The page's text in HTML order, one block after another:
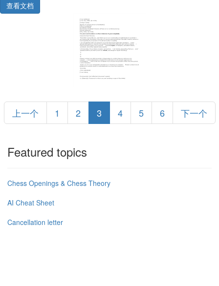
查看文档
上一个 1 2 3 4 5 6 下一个
Featured topics
Chess Openings & Chess Theory
AI Cheat Sheet
Cancellation letter